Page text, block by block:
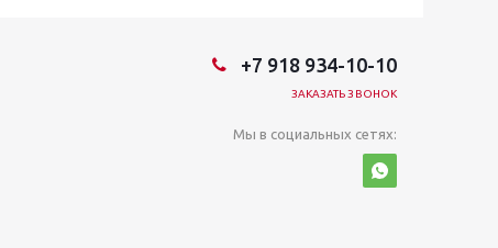
+7 918 934-10-10
ЗАКАЗАТЬ ЗВОНОК
Мы в социальных сетях: